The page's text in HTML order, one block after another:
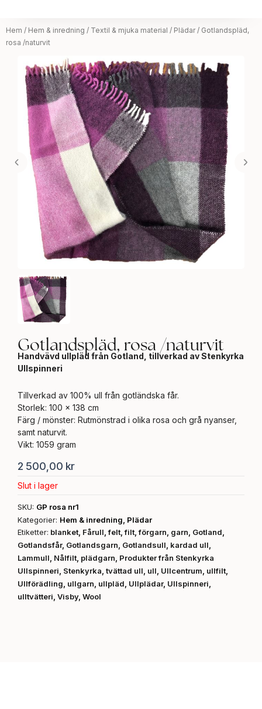
Hem / Hem & inredning / Textil & mjuka material / Plädar/ Gotlandspläd,
rosa /naturvit
Gotlandspläd, rosa /naturvit
Handvävd ullpläd från Gotland, tillverkad av Stenkyrka
Ullspinneri
Tillverkad av 100% ull från gotländska får.
Storlek: 100 x 138 cm
Färg / mönster: Rutmönstrad i olika rosa och grå nyanser,
samt naturvit.
Vikt: 1059 gram
2 500,00 kr
Slut i lager
SKU: GP rosa nr1
Kategorier: Hem & inredning, Plädar
Etiketter: blanket, Fårull,felt,filt,förgarn, garn, Gotland,
Gotlandsfår, Gotlandsgarn, Gotlandsull, kardad ull,
Lammull, Nålfilt, plädgarn, Produkter från Stenkyrka
Ullspinneri, Stenkyrka, tvättad ull, ull, Ullcentrum, ullfilt,
Ullförädling, ullgarn, ullpläd, Ullplädar, Ullspinneri,
ulltvätteri, Visby, Wool